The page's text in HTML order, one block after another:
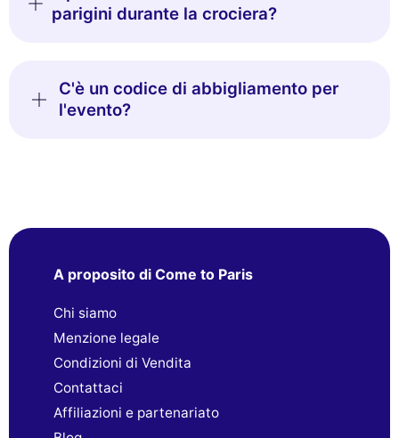
parigini durante la crociera?
C'è un codice di abbigliamento per
l'evento?
A proposito di Come to Paris
Chi siamo
Menzione legale
Condizioni di Vendita
Contattaci
Affiliazioni e partenariato